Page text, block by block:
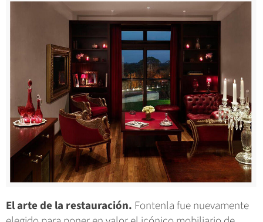
El arte de la restauración. Fontenla fue nuevamente